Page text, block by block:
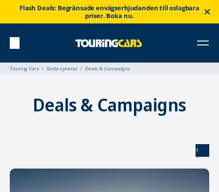
Flash Deals: Begränsade envägserbjudanden till oslagbara
priser. Boka nu.
Touring Cars Goda nyheter Deals & Campaigns
Deals & Campaigns